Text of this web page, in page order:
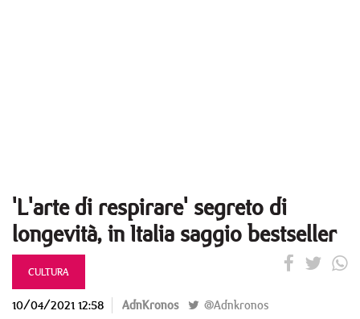
'L'arte di respirare' segreto di
longevità, in Italia saggio bestseller
CULTURA
10/04/2021 12:58 AdnKronos @Adnkronos